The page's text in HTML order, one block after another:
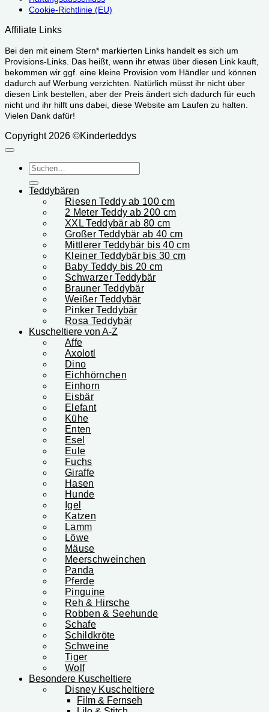
Cookie-Richtlinie (EU)
Affiliate Links
Bei den mit einem Stern* markierten Links handelt es sich um
Provisions-Links. Das heißt, wenn ihr etwas über diesen Link kauft,
bekommen wir ggf. eine kleine Provision vom Händler und können
dadurch auf Werbung verzichten. Natürlich müsst ihr nicht über
diesen Link bestellen, aber der Preis ändert sich dadurch für euch
nicht und ihr hilft uns dabei, diese Website am Laufen zu halten.
Vielen Dank dafür!
Copyright 2026 ©Kinderteddys
Suchen
nach:
Teddybären
Riesen Teddy ab 100 cm
2 Meter Teddy ab 200 cm
XXL Teddybär ab 80 cm
Großer Teddybär ab 40 cm
Mittlerer Teddybär bis 40 cm
Kleiner Teddybär bis 30 cm
Baby Teddy bis 20 cm
Schwarzer Teddybär
Brauner Teddybär
Weißer Teddybär
Pinker Teddybär
Rosa Teddybär
Kuscheltiere von A-Z
Affe
Axolotl
Dino
Eichhörnchen
Einhorn
Eisbär
Elefant
Kühe
Enten
Esel
Eule
Fuchs
Giraffe
Hasen
Hunde
Igel
Katzen
Lamm
Löwe
Mäuse
Meerschweinchen
Panda
Pferde
Pinguine
Reh & Hirsche
Robben & Seehunde
Schafe
Schildkröte
Schweine
Tiger
Wolf
Besondere Kuscheltiere
Disney Kuscheltiere
Film & Fernseh